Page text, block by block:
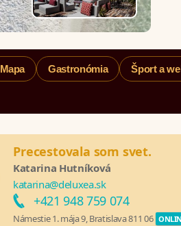
Mapa Gastronómia Šport a
Precestovala som svet.
Katarina Hutníková
katarina@deluxea.sk
+421 948 759 074
Námestie 1. mája 9, Bratislava 811 06